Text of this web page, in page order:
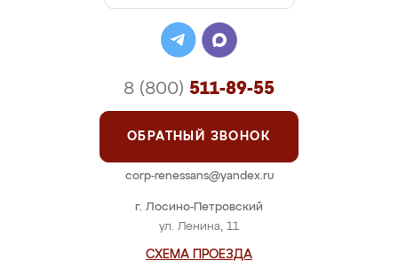
г. Лосино-Петровский
ул. Ленина, 11
СХЕМА ПРОЕЗДА
8 (800) 511-89-55
ОБРАТНЫЙ ЗВОНОК
corp-renessans@yandex.ru